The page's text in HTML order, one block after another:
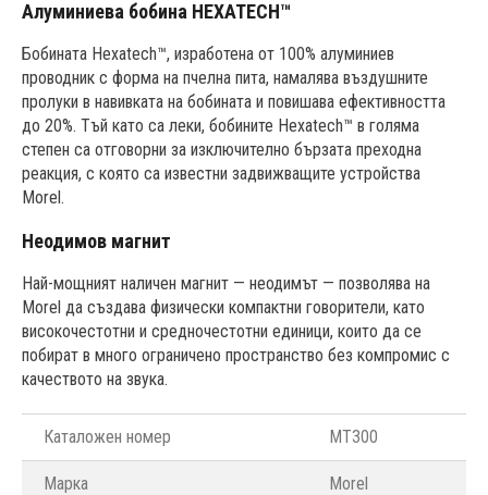
Алуминиева бобина HEXATECH™
Бобината Hexatech™, изработена от 100% алуминиев
проводник с форма на пчелна пита, намалява въздушните
пролуки в навивката на бобината и повишава ефективността
до 20%. Тъй като са леки, бобините Hexatech™ в голяма
степен са отговорни за изключително бързата преходна
реакция, с която са известни задвижващите устройства
Morel.
Неодимов магнит
Най-мощният наличен магнит — неодимът — позволява на
Morel да създава физически компактни говорители, като
високочестотни и средночестотни единици, които да се
побират в много ограничено пространство без компромис с
качеството на звука.
Каталожен номер MT300
Марка Morel